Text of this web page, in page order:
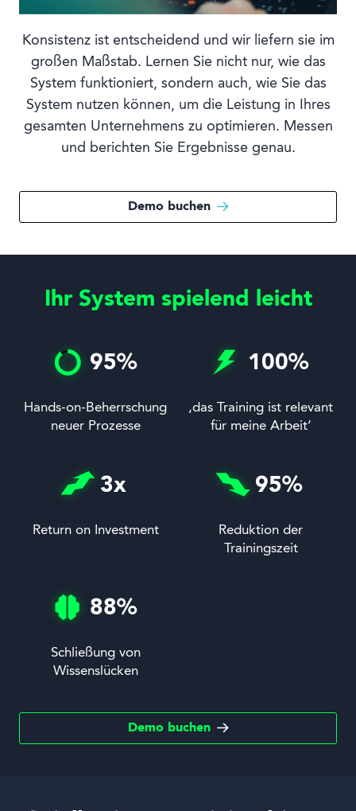
Konsistenz ist entscheidend und wir liefern sie im
großen Maßstab. Lernen Sie nicht nur, wie das
System funktioniert, sondern auch, wie Sie das
System nutzen können, um die Leistung in Ihres
gesamten Unternehmens zu optimieren. Messen
und berichten Sie Ergebnisse genau.
Demo buchen
Ihr System spielend leicht
95%
Hands-on-Beherrschung
neuer Prozesse
100%
‚das Training ist relevant
für meine Arbeit‘
3x
Return on Investment
95%
Reduktion der
Trainingszeit
88%
Schließung von
Wissenslücken
Demo buchen